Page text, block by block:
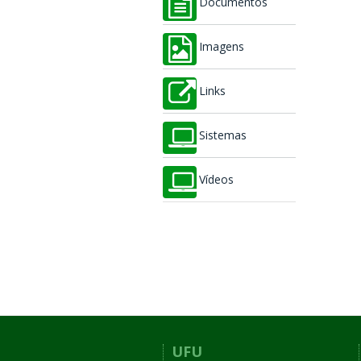
Documentos
Imagens
Links
Sistemas
Vídeos
UFU